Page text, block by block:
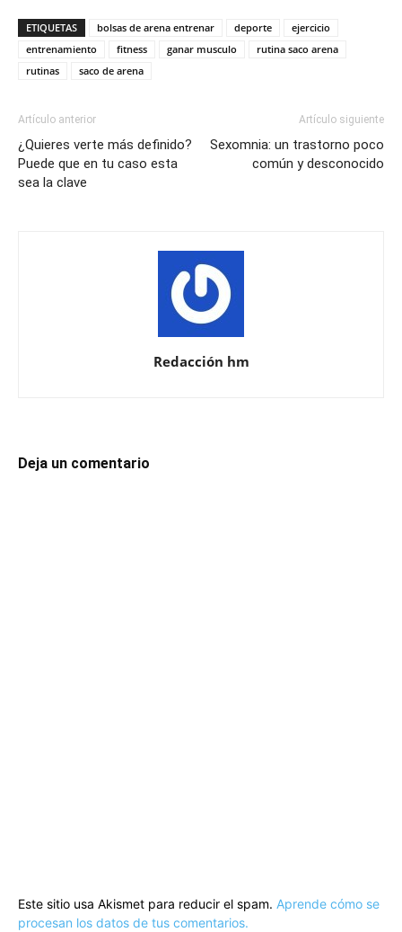
ETIQUETAS bolsas de arena entrenar deporte
ejercicio
entrenamiento
fitness ganar musculo
rutina saco arena
rutinas
saco de arena
Artículo anterior
¿Quieres verte más definido?
Puede que en tu caso esta
sea la clave
Artículo siguiente
Sexomnia: un trastorno poco
común y desconocido
Redacción hm
Deja un comentario
Este sitio usa Akismet para reducir el spam. Aprende cómo se
procesan los datos de tus comentarios.